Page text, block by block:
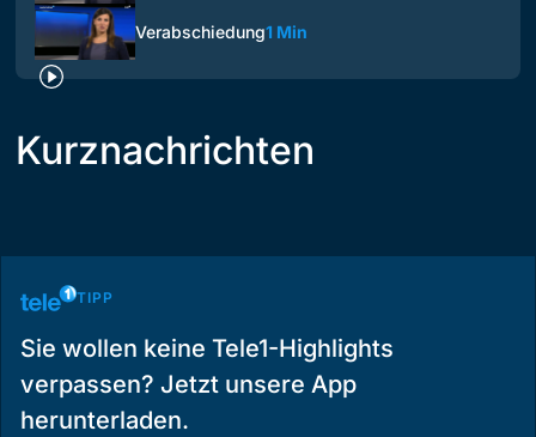
Verabschiedung1 Min
Kurznachrichten
TIPP
Sie wollen keine Tele1-Highlights
verpassen? Jetzt unsere App
herunterladen.